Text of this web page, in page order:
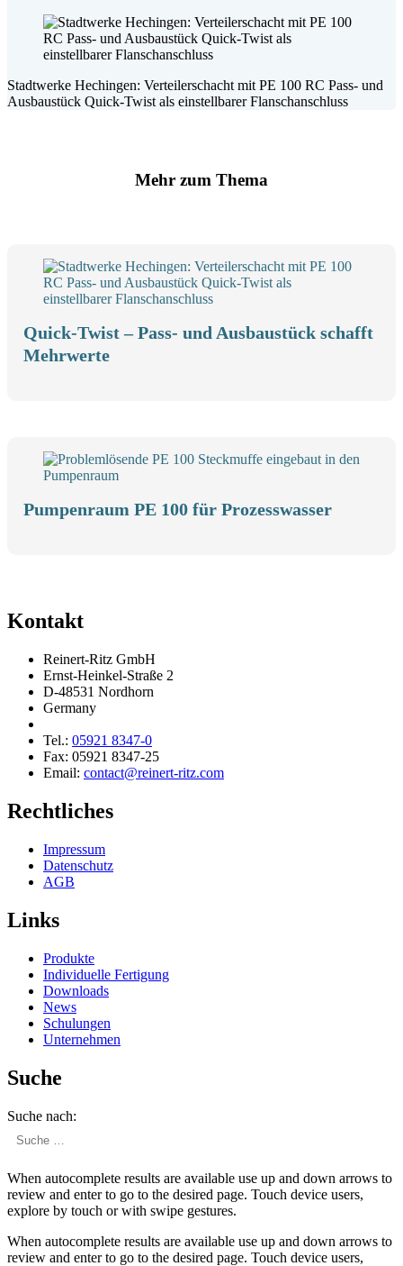
Stadt­werke Hechingen: Vertei­ler­schacht mit PE 100 RC Pass- und
Ausbau­stück Quick-Twist als einstell­barer Flansch­an­schluss
Mehr zum Thema
Quick-Twist – Pass- und Ausbau­stück schafft
Mehrwerte
Pumpenraum PE 100 für Prozesswasser
Kontakt
Reinert-Ritz GmbH
Ernst-Heinkel-Straße 2
D-48531 Nordhorn
Germany
Tel.: 05921 8347-0
Fax: 05921 8347-25
Email: contact@reinert-ritz.com
Rechtliches
Impressum
Daten­schutz
AGB
Links
Produkte
Indivi­duelle Fertigung
Downloads
News
Schulungen
Unter­nehmen
Suche
Suche nach:
When autocomplete results are available use up and down arrows to
review and enter to go to the desired page. Touch device users,
explore by touch or with swipe gestures.
When autocomplete results are available use up and down arrows to
review and enter to go to the desired page. Touch device users,